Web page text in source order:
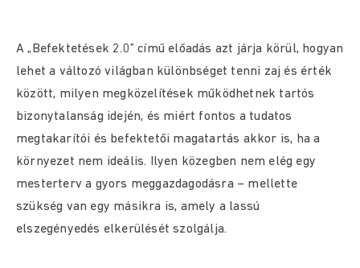
A „Befektetések 2.0” című előadás azt járja körül, hogyan
lehet a változó világban különbséget tenni zaj és érték
között, milyen megközelítések működhetnek tartós
bizonytalanság idején, és miért fontos a tudatos
megtakarítói és befektetői magatartás akkor is, ha a
környezet nem ideális. Ilyen közegben nem elég egy
mesterterv a gyors meggazdagodásra – mellette
szükség van egy másikra is, amely a lassú
elszegényedés elkerülését szolgálja.